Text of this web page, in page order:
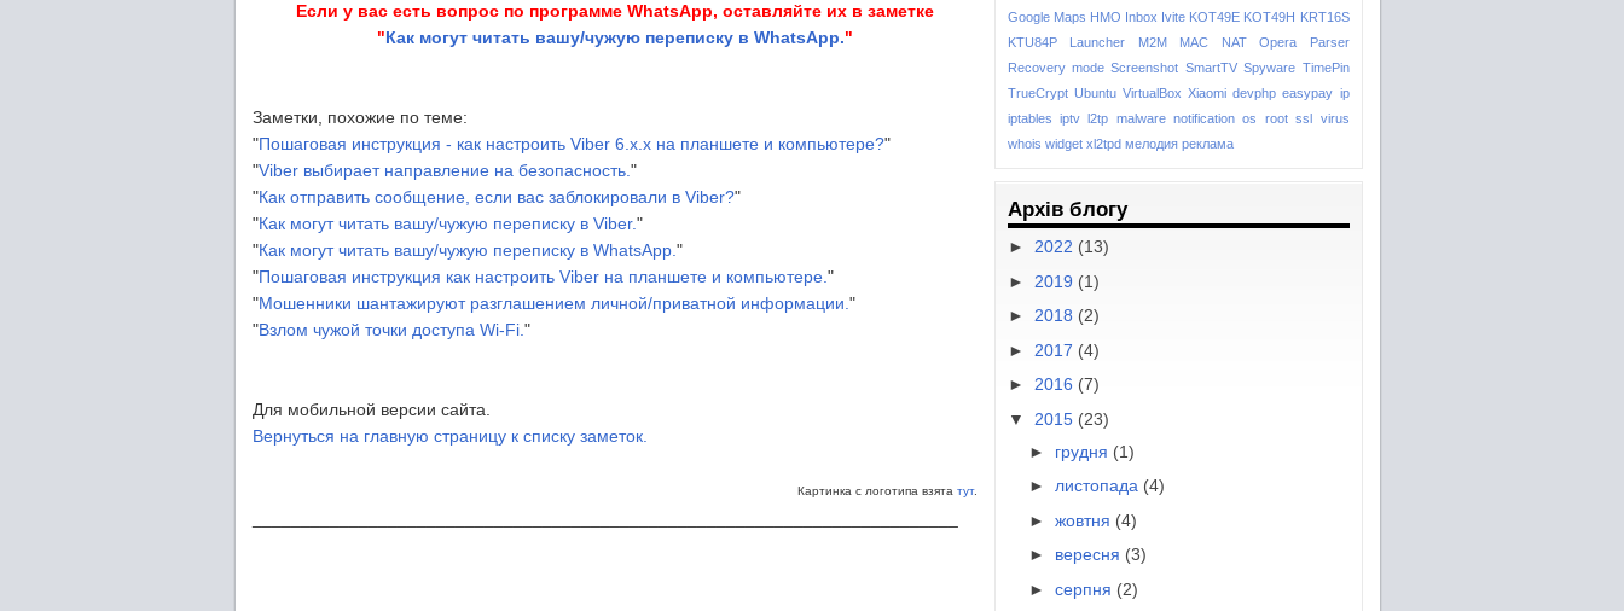
Если у вас есть вопрос по программе WhatsApp, оставляйте их в заметке
"Как могут читать вашу/чужую переписку в WhatsApp."
Заметки, похожие по теме:
"Пошаговая инструкция - как настроить Viber 6.х.х на планшете и компьютере?"
"Viber выбирает направление на безопасность."
"Как отправить сообщение, если вас заблокировали в Viber?"
"Как могут читать вашу/чужую переписку в Viber."
"Как могут читать вашу/чужую переписку в WhatsApp."
"Пошаговая инструкция как настроить Viber на планшете и компьютере."
"Мошенники шантажируют разглашением личной/приватной информации."
"Взлом чужой точки доступа Wi-Fi."
Для мобильной версии сайта.
Вернуться на главную страницу к списку заметок.
Картинка с логотипа взята тут.
Google Maps HMO Inbox Ivite KOT49E KOT49H KRT16S
KTU84P
Launcher M2M MAC NAT Opera
Parser
Recovery mode Screenshot SmartTV Spyware TimePin
TrueCrypt Ubuntu VirtualBox Xiaomi devphp easypay ip
iptables iptv l2tp malware notification os root ssl virus
whois widget xl2tpd мелодия реклама
Архів блогу
► 2022 (13)
► 2019 (1)
► 2018 (2)
► 2017 (4)
► 2016 (7)
▼ 2015 (23)
► грудня (1)
► листопада (4)
► жовтня (4)
► вересня (3)
► серпня (2)